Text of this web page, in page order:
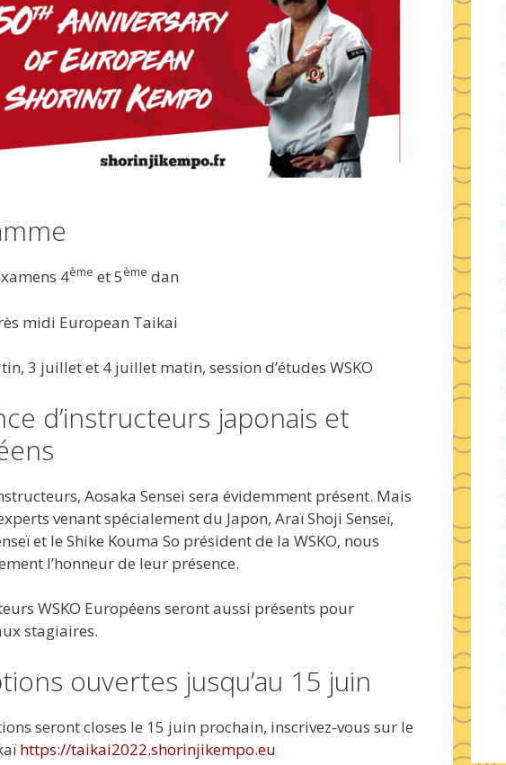
4ème et 5ème dan
midi European Taikai
3 juillet et 4 juillet matin, session d’études WSKO
d’instructeurs japonais et
Aosaka Sensei sera évidemment présent. Mais
venant spécialement du Japon, Araï Shoji Senseï,
et le Shike Kouma So président de la WSKO, nous
l’honneur de leur présence.
WSKO Européens seront aussi présents pour
stagiaires.
ouvertes jusqu’au 15 juin
seront closes le 15 juin prochain, inscrivez-vous sur le
https://taikai2022.shorinjikempo.eu